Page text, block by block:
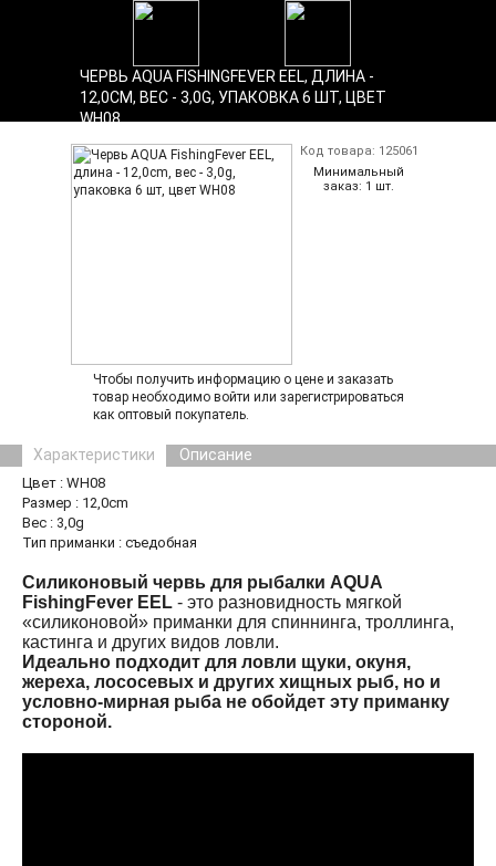
Главная
О
компании
Статьи
Галерея
на полную версию
ЧЕРВЬ AQUA FISHINGFEVER EEL, ДЛИНА -
12,0CM, ВЕС - 3,0G, УПАКОВКА 6 ШТ, ЦВЕТ
WH08
Код товара: 125061
Минимальный
заказ: 1 шт.
Чтобы получить информацию о цене и заказать
товар необходимо войти или зарегистрироваться
как оптовый покупатель.
Характеристики Описание
Цвет : WH08
Размер : 12,0cm
Вес : 3,0g
Тип приманки : съедобная
Силиконовый червь для рыбалки AQUA
FishingFever EEL - это разновидность мягкой
«силиконовой» приманки для спиннинга, троллинга,
кастинга и других видов ловли.
Идеально подходит для ловли щуки, окуня,
жереха, лососевых и других хищных рыб, но и
условно-мирная рыба не обойдет эту приманку
стороной.